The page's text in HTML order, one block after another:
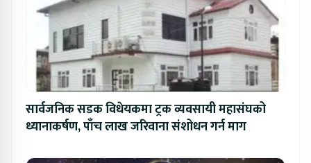
सार्वजनिक सडक विधेयकमा ट्रक व्यवसायी महासंघको
ध्यानाकर्षण, पाँच लाख जरिवाना संशोधन गर्न माग